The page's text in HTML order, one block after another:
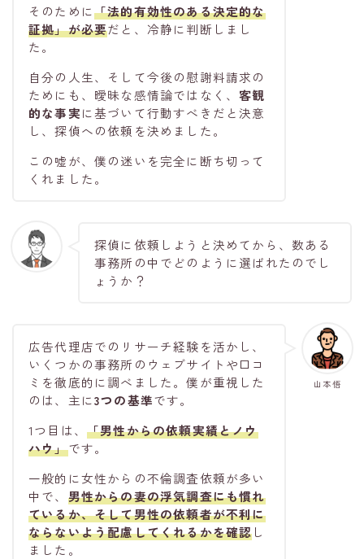
そのために「法的有効性のある決定的な
証拠」が必要だと、冷静に判断しまし
た。
自分の人生、そして今後の慰謝料請求の
ためにも、曖昧な感情論ではなく、客観
的な事実に基づいて行動すべきだと決意
し、探偵への依頼を決めました。
この嘘が、僕の迷いを完全に断ち切って
くれました。
探偵に依頼しようと決めてから、数ある
事務所の中でどのように選ばれたのでし
ょうか？
山本悟
広告代理店でのリサーチ経験を活かし、
いくつかの事務所のウェブサイトや口コ
ミを徹底的に調べました。僕が重視した
のは、主に3つの基準です。
1つ目は、 「男性からの依頼実績とノウ
ハウ」です。
一般的に女性からの不倫調査依頼が多い
中で、 男性からの妻の浮気調査にも慣れ
ているか、そして男性の依頼者が不利に
ならないよう配慮してくれるかを確認し
ました。